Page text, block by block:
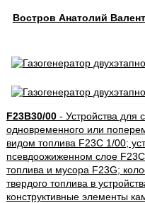
Востров Анатолий
F23B30/00- Устройства для
одновременного или
видом топлива F23C 1/00;
псевдоожиженном слое
топлива и мусора F23G;
твердого топлива в
конструктивные элементы